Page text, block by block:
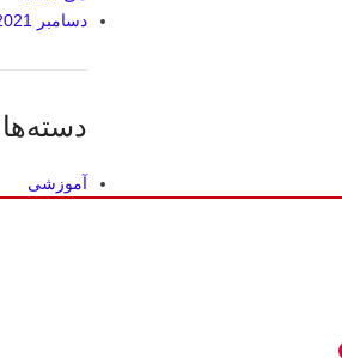
دسامبر 2021
دسته‌ها
آموزشی